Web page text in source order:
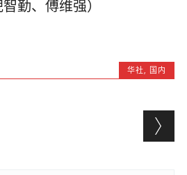
勤、傅维强）
华社, 国内